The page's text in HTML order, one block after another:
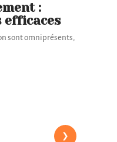
:
efficaces
sont omniprésents,